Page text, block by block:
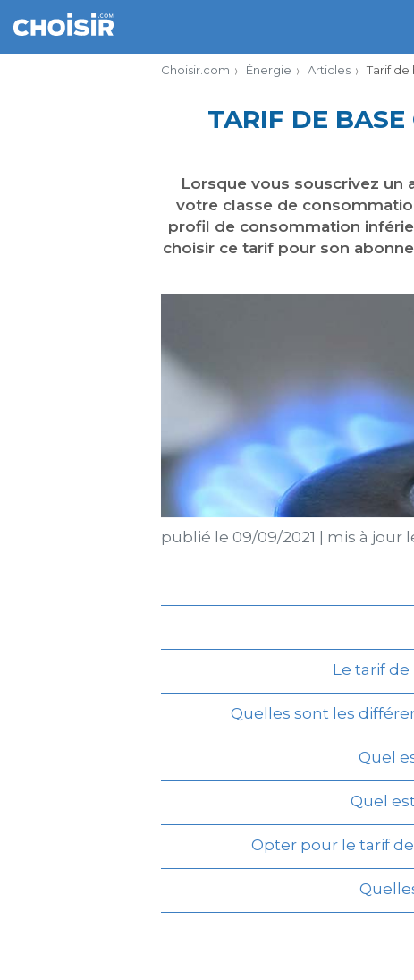
Choisir.com Énergie Articles Tarif de
TARIF DE
Lorsque vous souscrivez un
votre classe de
profil de consommation
choisir ce tarif pour son
publié le 09/09/2021 mis à jour
Le tarif
Quelles sont les
Quel
Quel
Opter pour le tarif